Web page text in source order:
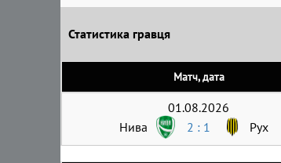
Статистика гравця
Матч, дата
01.08.2026
Нива
2 : 1 Рух